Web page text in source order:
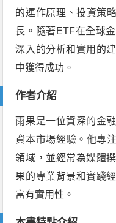
的運作原理、投資策
長。隨著ETF在全球
深入的分析和實用的
中獲得成功。
作者介紹
雨果是一位資深的金
資本市場經驗。他專
領域，並經常為媒體
果的專業背景和實踐
富有實用性。